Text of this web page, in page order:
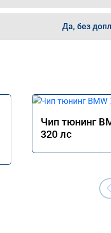
Да, без
Чип тюнинг
320 лс